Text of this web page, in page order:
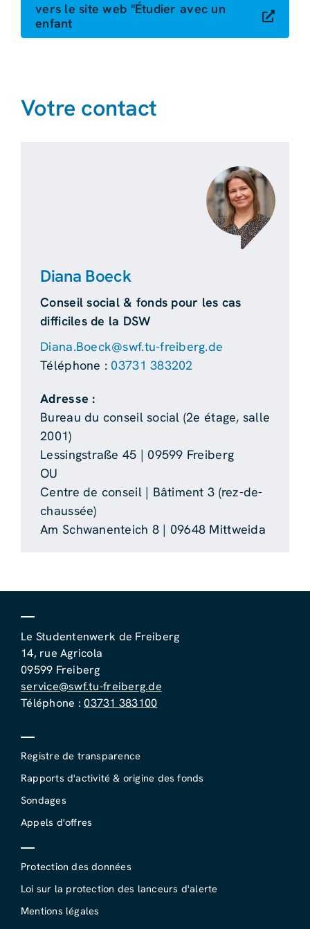
vers le site web "Étudier avec un
enfant
Votre contact
Diana Boeck
Conseil social & fonds pour les cas
difficiles de la DSW
Diana.Boeck@swf.tu-freiberg.de
Téléphone : 03731 383202
Adresse :
Bureau du conseil social (2e étage, salle
2001)
Lessingstraße 45 | 09599 Freiberg
OU
Centre de conseil | Bâtiment 3 (rez-de-
chaussée)
Am Schwanenteich 8 | 09648 Mittweida
Le Studentenwerk de Freiberg
14, rue Agricola
09599 Freiberg
service@swf.tu-freiberg.de
Téléphone :03731 383100
Registre de transparence
Rapports d'activité & origine des fonds
Sondages
Appels d'offres
Protection des données
Loi sur la protection des lanceurs d'alerte
Mentions légales